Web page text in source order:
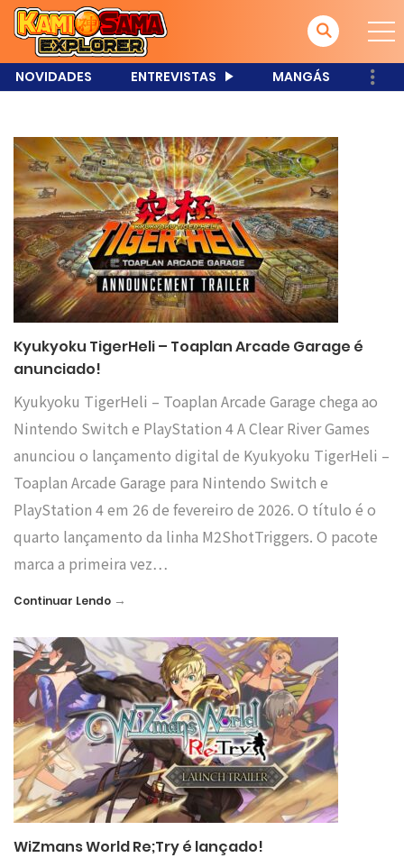
NOVIDADES ENTREVISTAS MANGÁS
Kyukyoku TigerHeli – Toaplan Arcade Garage é
anunciado!
Kyukyoku TigerHeli – Toaplan Arcade Garage chega ao
Nintendo Switch e PlayStation 4 A Clear River Games
anunciou o lançamento digital de Kyukyoku TigerHeli –
Toaplan Arcade Garage para Nintendo Switch e
PlayStation 4 em 26 de fevereiro de 2026. O título é o
quarto lançamento da linha M2ShotTriggers. O pacote
marca a primeira vez…
Continuar Lendo →
WiZmans World Re;Try é lançado!